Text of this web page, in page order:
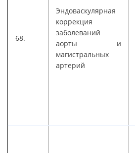
68.
Эндоваскулярная
коррекция
заболеваний
аорты и
магистральных
артерий